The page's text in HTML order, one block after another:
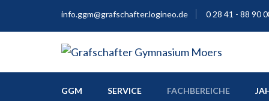
info.ggm@grafschafter.logineo.de 0 28 41 - 88 90
Grafschafter
GGM SERVICE FACHBEREICHE